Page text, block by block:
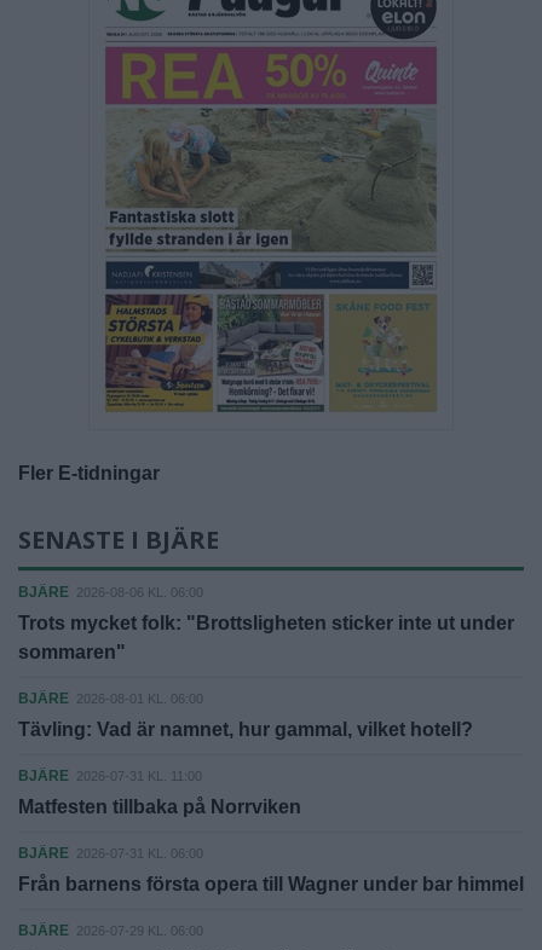
Fler E-tidningar
SENASTE I BJÄRE
BJÄRE 2026-08-06 KL. 06:00
Trots mycket folk: "Brottsligheten sticker inte ut under
sommaren"
BJÄRE 2026-08-01 KL. 06:00
Tävling: Vad är namnet, hur gammal, vilket hotell?
BJÄRE 2026-07-31 KL. 11:00
Matfesten tillbaka på Norrviken
BJÄRE 2026-07-31 KL. 06:00
Från barnens första opera till Wagner under bar himmel
BJÄRE 2026-07-29 KL. 06:00